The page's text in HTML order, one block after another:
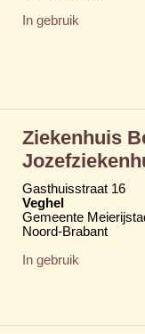
In gebruik
Ziekenhuis
Gasthuisstraat 16
Veghel
Gemeente
Noord-Brabant
In gebruik